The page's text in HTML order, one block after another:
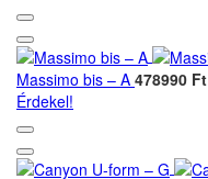
Massimo bis – A 478990 Ft
Érdekel!